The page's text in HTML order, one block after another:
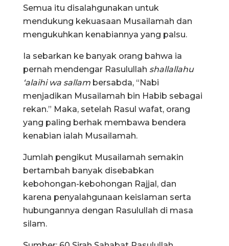
Semua itu disalahgunakan untuk
mendukung kekuasaan Musailamah dan
mengukuhkan kenabiannya yang palsu.
Ia sebarkan ke banyak orang bahwa ia
pernah mendengar Rasulullah shallallahu
‘alaihi wa sallam bersabda, “Nabi
menjadikan Musailamah bin Habib sebagai
rekan.” Maka, setelah Rasul wafat, orang
yang paling berhak membawa bendera
kenabian ialah Musailamah.
Jumlah pengikut Musailamah semakin
bertambah banyak disebabkan
kebohongan-kebohongan Rajjal, dan
karena penyalahgunaan keislaman serta
hubungannya dengan Rasulullah di masa
silam.